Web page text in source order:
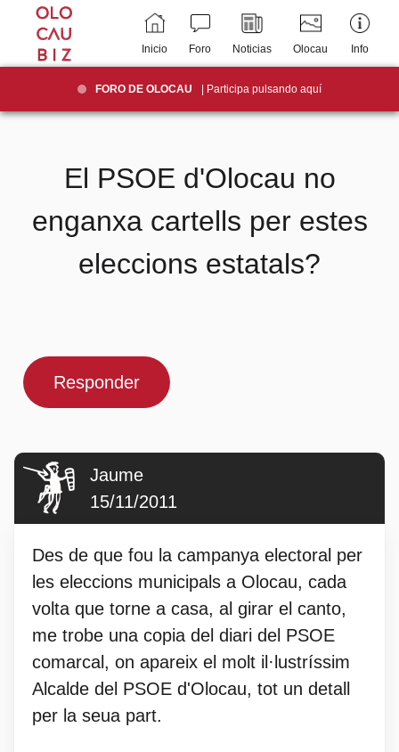
Inicio Foro Noticias Olocau Info
FORO DE OLOCAU | Participa pulsando aquí
El PSOE d'Olocau no
enganxa cartells per estes
eleccions estatals?
Responder
Jaume
15/11/2011
Des de que fou la campanya electoral per
les eleccions municipals a Olocau, cada
volta que torne a casa, al girar el canto,
me trobe una copia del diari del PSOE
comarcal, on apareix el molt il·lustríssim
Alcalde del PSOE d'Olocau, tot un detall
per la seua part.